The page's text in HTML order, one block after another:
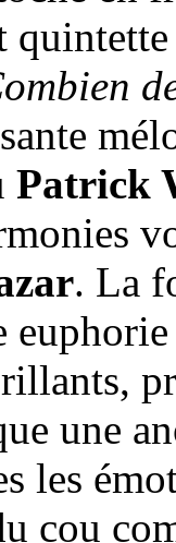
Patrick
. La
une
les
cou